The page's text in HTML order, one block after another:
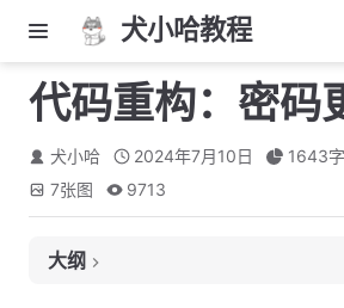
犬小哈教程
代码重构：密码
犬小哈 2024年7月10日 1643字
7张图 9713
大纲